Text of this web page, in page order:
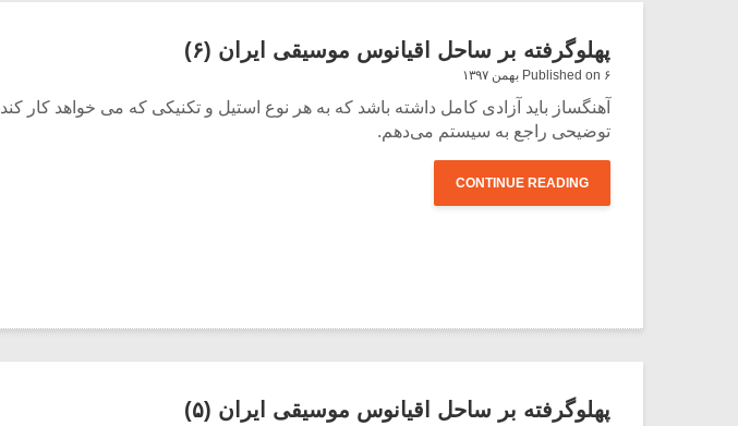
پهلوگرفته بر ساحل اقیانوس موسیقی ایران (۶)
Published on ۶ بهمن ۱۳۹۷
آهنگساز باید آزادی کامل داشته باشد که به هر نوع استیل و تکنیکی که می خواهد کار
توضیحی راجع به سیستم می‌دهم.
CONTINUE READING
پهلوگرفته بر ساحل اقیانوس موسیقی ایران (۵)